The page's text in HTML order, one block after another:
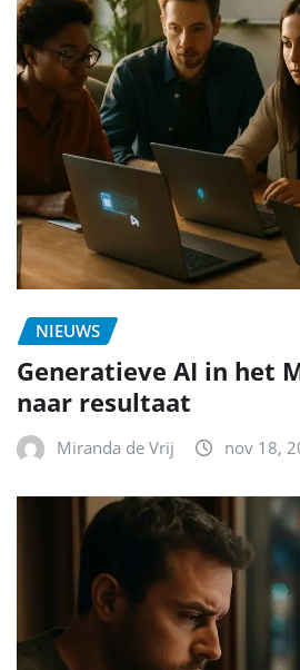
NIEUWS
Generatieve AI in het
naar resultaat
Miranda de Vrij nov 18,